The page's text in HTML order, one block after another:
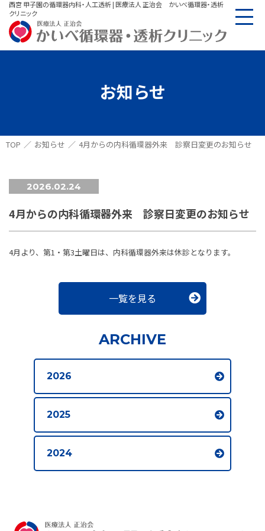
西宮 甲子園の循環器内科・人工透析 | 医療法人 正治会 かいべ循環器・透析
クリニック
お知らせ
TOP お知らせ 4月からの内科循環器外来 診察日変更のお知らせ
2026.02.24
4月からの内科循環器外来 診察日変更のお知らせ
4月より、第1・第3土曜日は、内科循環器外来は休診となります。
一覧を見る
ARCHIVE
2026
2025
2024